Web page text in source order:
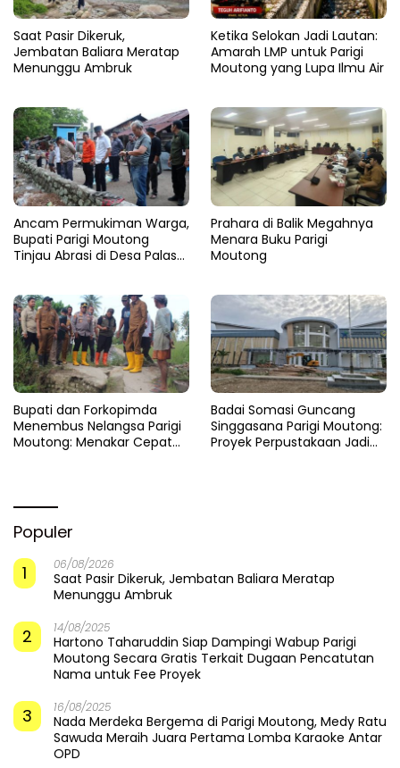
Saat Pasir Dikeruk,
Jembatan Baliara Meratap
Menunggu Ambruk
Ketika Selokan Jadi Lautan:
Amarah LMP untuk Parigi
Moutong yang Lupa Ilmu Air
Ancam Permukiman Warga,
Bupati Parigi Moutong
Tinjau Abrasi di Desa Palasa
Prahara di Balik Megahnya
Menara Buku Parigi
Moutong
​Bupati dan Forkopimda
Menembus Nelangsa Parigi
Moutong: Menakar Cepat
Badai Somasi Guncang
Singgasana Parigi Moutong:
Proyek Perpustakaan Jadi
Populer
1
06/08/2026
Saat Pasir Dikeruk, Jembatan Baliara Meratap
Menunggu Ambruk
2 14/08/2025
Hartono Taharuddin Siap Dampingi Wabup Parigi
Moutong Secara Gratis Terkait Dugaan Pencatutan
Nama untuk Fee Proyek
3 16/08/2025
Nada Merdeka Bergema di Parigi Moutong, Medy Ratu
Sawuda Meraih Juara Pertama Lomba Karaoke Antar
OPD